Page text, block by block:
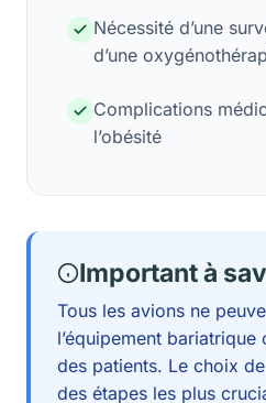
Nécessité d’une
d’une
Complications
l’obésité
Important à
Tous les avions ne
l’équipement
des patients. Le choix de
des étapes les plus